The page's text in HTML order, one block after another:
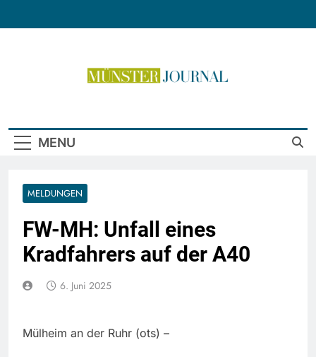
MENU
MELDUNGEN
FW-MH: Unfall eines
Kradfahrers auf der A40
6. Juni 2025
Mülheim an der Ruhr (ots) –